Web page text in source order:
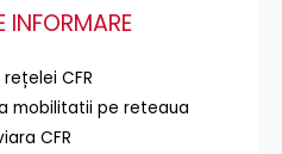
INFORMARE
CFR
mobilitatii pe reteaua
CFR